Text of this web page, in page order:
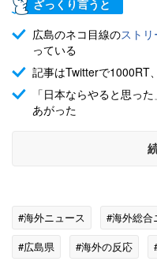
ざっくり言うと
広島のネコ目線のスト
っている
記事はTwitterで1000RT
「日本ならやると思っ
あがった
#海外ニュース #海外総合
#広島県
#海外の反応